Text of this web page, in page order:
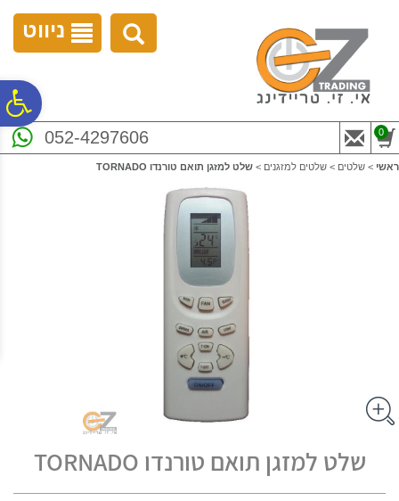
נגישות
ניווט
052-4297606 0
ראשי > שלטים > שלטים למזגנים > שלט למזגן תואם טורנדו TORNADO
שלט למזגן תואם טורנדו TORNADO